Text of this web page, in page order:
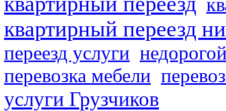
квартирный переезд
переезд услуги
перевозка мебели
услуги Грузчиков